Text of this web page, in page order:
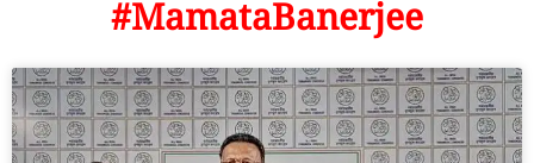
#MamataBanerjee